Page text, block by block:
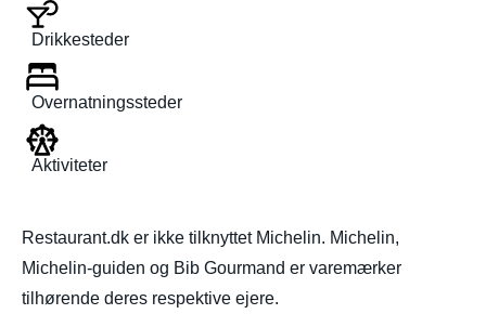
Drikkesteder
Overnatningssteder
Aktiviteter
Restaurant.dk er ikke tilknyttet Michelin. Michelin,
Michelin-guiden og Bib Gourmand er varemærker
tilhørende deres respektive ejere.